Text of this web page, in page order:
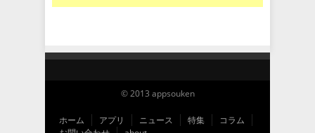
© 2013 appsouken
ホーム アプリ ニュース 特集
コラム